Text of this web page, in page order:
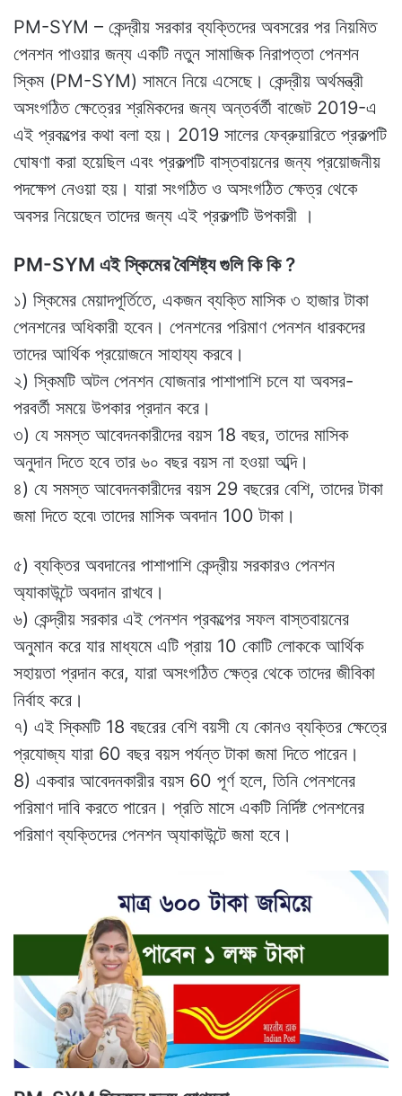
PM-SYM – কেন্দ্রীয় সরকার ব্যক্তিদের অবসরের পর নিয়মিত
পেনশন পাওয়ার জন্য একটি নতুন সামাজিক নিরাপত্তা পেনশন
স্কিম (PM-SYM) সামনে নিয়ে এসেছে। কেন্দ্রীয় অর্থমন্ত্রী
অসংগঠিত ক্ষেত্রের শ্রমিকদের জন্য অন্তর্বর্তী বাজেট 2019-এ
এই প্রকল্পের কথা বলা হয়। 2019 সালের ফেব্রুয়ারিতে প্রকল্পটি
ঘোষণা করা হয়েছিল এবং প্রকল্পটি বাস্তবায়নের জন্য প্রয়োজনীয়
পদক্ষেপ নেওয়া হয়। যারা সংগঠিত ও অসংগঠিত ক্ষেত্র থেকে
অবসর নিয়েছেন তাদের জন্য এই প্রকল্পটি উপকারী ।
PM-SYM এই স্কিমের বৈশিষ্ট্য গুলি কি কি ?
১) স্কিমের মেয়াদপূর্তিতে, একজন ব্যক্তি মাসিক ৩ হাজার টাকা
পেনশনের অধিকারী হবেন। পেনশনের পরিমাণ পেনশন ধারকদের
তাদের আর্থিক প্রয়োজনে সাহায্য করবে।
২) স্কিমটি অটল পেনশন যোজনার পাশাপাশি চলে যা অবসর-
পরবর্তী সময়ে উপকার প্রদান করে।
৩) যে সমস্ত আবেদনকারীদের বয়স 18 বছর, তাদের মাসিক
অনুদান দিতে হবে তার ৬০ বছর বয়স না হওয়া অব্দি।
৪) যে সমস্ত আবেদনকারীদের বয়স 29 বছরের বেশি, তাদের টাকা
জমা দিতে হবে৷ তাদের মাসিক অবদান 100 টাকা।
৫) ব্যক্তির অবদানের পাশাপাশি কেন্দ্রীয় সরকারও পেনশন
অ্যাকাউন্টে অবদান রাখবে।
৬) কেন্দ্রীয় সরকার এই পেনশন প্রকল্পের সফল বাস্তবায়নের
অনুমান করে যার মাধ্যমে এটি প্রায় 10 কোটি লোককে আর্থিক
সহায়তা প্রদান করে, যারা অসংগঠিত ক্ষেত্র থেকে তাদের জীবিকা
নির্বাহ করে।
৭) এই স্কিমটি 18 বছরের বেশি বয়সী যে কোনও ব্যক্তির ক্ষেত্রে
প্রযোজ্য যারা 60 বছর বয়স পর্যন্ত টাকা জমা দিতে পারেন।
8) একবার আবেদনকারীর বয়স 60 পূর্ণ হলে, তিনি পেনশনের
পরিমাণ দাবি করতে পারেন। প্রতি মাসে একটি নির্দিষ্ট পেনশনের
পরিমাণ ব্যক্তিদের পেনশন অ্যাকাউন্টে জমা হবে।